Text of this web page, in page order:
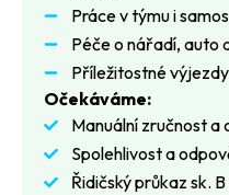
Práce v týmu i
Péče o nářadí, auto
Příležitostné
Očekáváme:
Manuální zručnost a
Spolehlivost a
Řidičský průkaz sk.